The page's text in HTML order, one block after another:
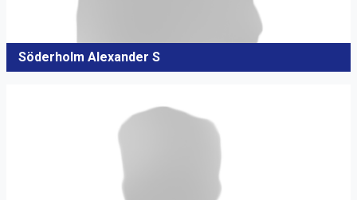
Söderholm Alexander S